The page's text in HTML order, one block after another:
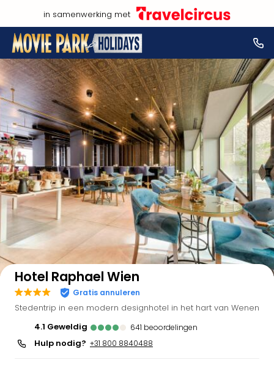
in samenwerking met
Bekijk op kaart
Hotel Raphael Wien
Gratis annuleren
Stedentrip in een modern designhotel in het hart van Wenen
4.1
geweldig 641 beoordelingen
Hulp nodig? +31 800 8840488